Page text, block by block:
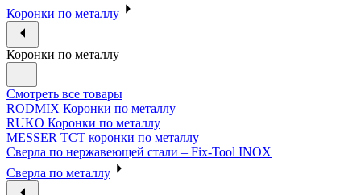
Коронки по металлу
Коронки по металлу
Смотреть все товары
RODMIX Коронки по металлу
RUKO Коронки по металлу
MESSER ТСТ коронки по металлу
Сверла по нержавеющей стали – Fix-Tool INOX
Сверла по металлу